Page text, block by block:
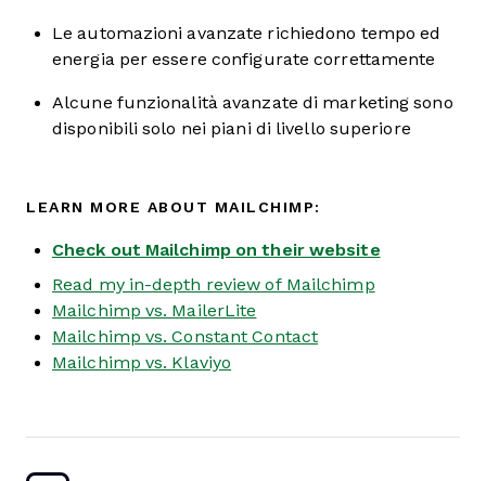
Le automazioni avanzate richiedono tempo ed
energia per essere configurate correttamente
Alcune funzionalità avanzate di marketing sono
disponibili solo nei piani di livello superiore
LEARN MORE ABOUT MAILCHIMP:
Check out Mailchimp on their website
Read my in-depth review of Mailchimp
Mailchimp vs. MailerLite
Mailchimp vs. Constant Contact
Mailchimp vs. Klaviyo